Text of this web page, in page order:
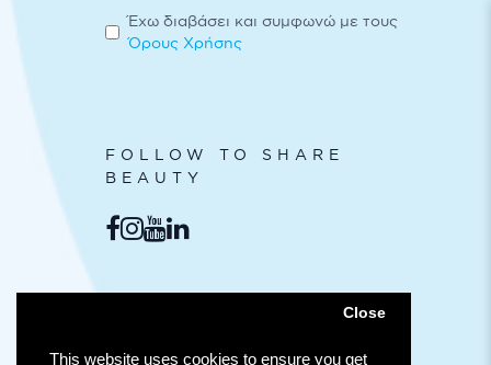
This website uses cookies to ensure you get
Close
Έχω διαβάσει και συμφωνώ με τους
Όρους Χρήσης
FOLLOW TO SHARE
BEAUTY